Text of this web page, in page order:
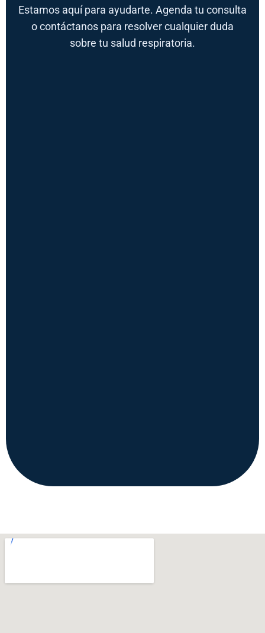
Estamos aquí para ayudarte. Agenda tu consulta
o contáctanos para resolver cualquier duda
sobre tu salud respiratoria.